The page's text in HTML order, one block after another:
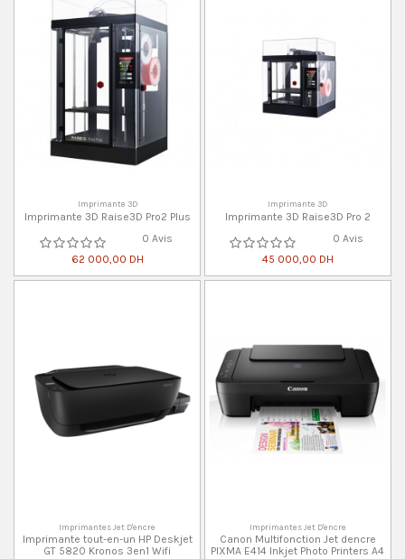
Imprimante 3D
Imprimante 3D Raise3D Pro2 Plus
0 Avis
62 000,00 DH
Imprimante 3D
Imprimante 3D Raise3D Pro 2
0 Avis
45 000,00 DH
Imprimantes Jet D'encre
Imprimante tout-en-un HP Deskjet
GT 5820 Kronos 3en1 Wifi
Imprimantes Jet D'encre
Canon Multifonction Jet dencre
PIXMA E414 Inkjet Photo Printers A4